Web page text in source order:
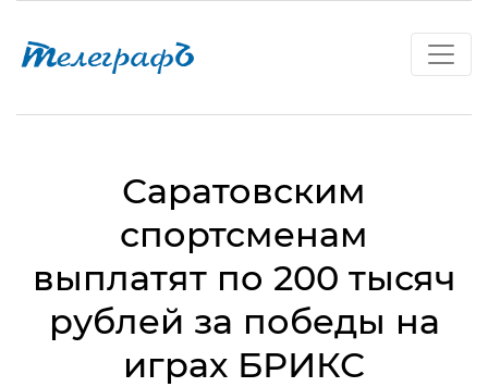
Саратовским
спортсменам
выплатят по 200 тысяч
рублей за победы на
играх БРИКС